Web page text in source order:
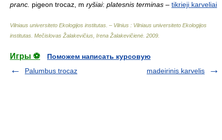
pranc. pigeon trocaz, m ryšiai: platesnis terminas – tikrieji karveliai
Vilniaus universiteto Ekologijos institutas. – Vilnius : Vilniaus universiteto Ekologijos
institutas Mečislovas Žalakevičius, Irena Žalakevičienė 2009
Игры ⚽
Поможем написать курсовую
Palumbus trocaz
madeirinis karvelis